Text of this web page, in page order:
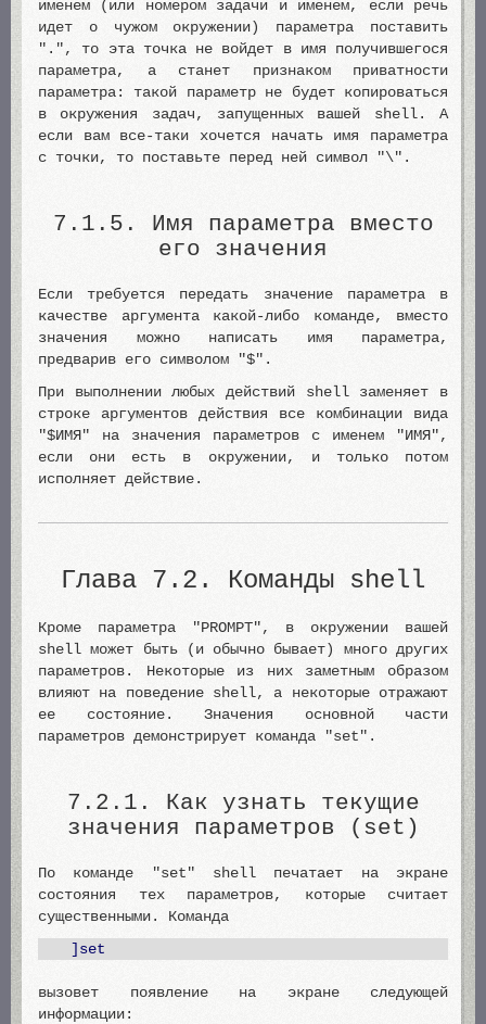
именем (или номером задачи и именем, если речь
идет о чужом окружении) параметра поставить
".", то эта точка не войдет в имя получившегося
параметра, а станет признаком приватности
параметра: такой параметр не будет копироваться
в окружения задач, запущенных вашей shell. А
если вам все-таки хочется начать имя параметра
с точки, то поставьте перед ней символ "\".
7.1.5. Имя параметра вместо
его значения
Если требуется передать значение параметра в
качестве аргумента какой-либо команде, вместо
значения можно написать имя параметра,
предварив его символом "$".
При выполнении любых действий shell заменяет в
строке аргументов действия все комбинации вида
"$ИМЯ" на значения параметров с именем "ИМЯ",
если они есть в окружении, и только потом
исполняет действие.
Глава 7.2. Команды shell
Кроме параметра "PROMPT", в окружении вашей
shell может быть (и обычно бывает) много других
параметров. Некоторые из них заметным образом
влияют на поведение shell, а некоторые отражают
ее состояние. Значения основной части
параметров демонстрирует команда "set".
7.2.1. Как узнать текущие
значения параметров (set)
По команде "set" shell печатает на экране
состояния тех параметров, которые считает
существенными. Команда
]set
вызовет появление на экране следующей
информации: